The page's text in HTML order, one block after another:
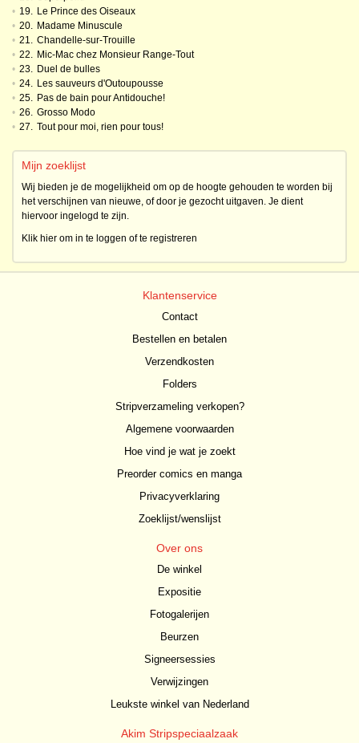
• 19. Le Prince des Oiseaux
• 20. Madame Minuscule
• 21. Chandelle-sur-Trouille
• 22. Mic-Mac chez Monsieur Range-Tout
• 23. Duel de bulles
• 24. Les sauveurs d'Outoupousse
• 25. Pas de bain pour Antidouche!
• 26. Grosso Modo
• 27. Tout pour moi, rien pour tous!
Mijn zoeklijst
Wij bieden je de mogelijkheid om op de hoogte gehouden te worden bij
het verschijnen van nieuwe, of door je gezocht uitgaven. Je dient
hiervoor ingelogd te zijn.
Klik hier om in te loggen of te registreren
Klantenservice
Contact
Bestellen en betalen
Verzendkosten
Folders
Stripverzameling verkopen?
Algemene voorwaarden
Hoe vind je wat je zoekt
Preorder comics en manga
Privacyverklaring
Zoeklijst/wenslijst
Over ons
De winkel
Expositie
Fotogalerijen
Beurzen
Signeersessies
Verwijzingen
Leukste winkel van Nederland
Akim Stripspeciaalzaak